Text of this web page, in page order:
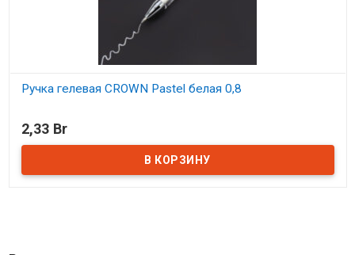
Ручка гелевая CROWN Рastel белая 0,8
2,33 Br